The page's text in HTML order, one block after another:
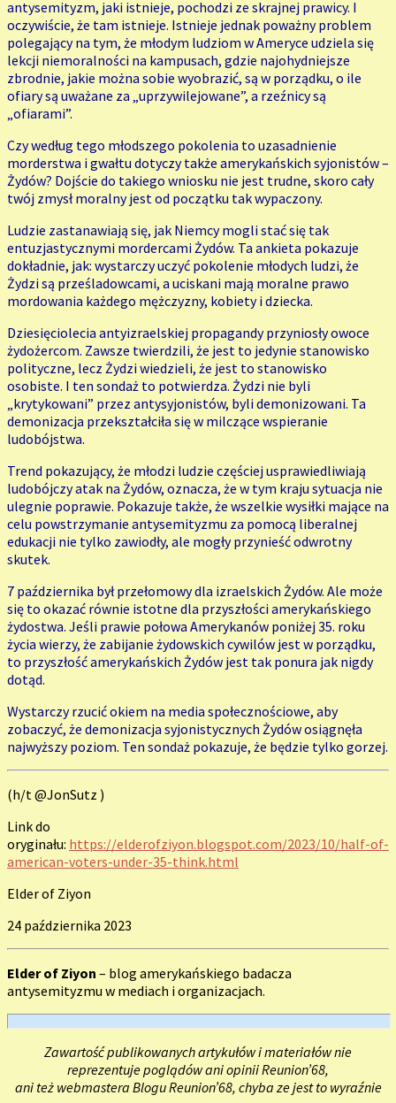
antysemityzm, jaki istnieje, pochodzi ze skrajnej prawicy. I
oczywiście, że tam istnieje. Istnieje jednak poważny problem
polegający na tym, że młodym ludziom w Ameryce udziela się
lekcji niemoralności na kampusach, gdzie najohydniejsze
zbrodnie, jakie można sobie wyobrazić, są w porządku, o ile
ofiary są uważane za „uprzywilejowane”, a rzeźnicy są
„ofiarami”.
Czy według tego młodszego pokolenia to uzasadnienie
morderstwa i gwałtu dotyczy także amerykańskich syjonistów –
Żydów? Dojście do takiego wniosku nie jest trudne, skoro cały
twój zmysł moralny jest od początku tak wypaczony.
Ludzie zastanawiają się, jak Niemcy mogli stać się tak
entuzjastycznymi mordercami Żydów. Ta ankieta pokazuje
dokładnie, jak: wystarczy uczyć pokolenie młodych ludzi, że
Żydzi są prześladowcami, a uciskani mają moralne prawo
mordowania każdego mężczyzny, kobiety i dziecka.
Dziesięciolecia antyizraelskiej propagandy przyniosły owoce
żydożercom. Zawsze twierdzili, że jest to jedynie stanowisko
polityczne, lecz Żydzi wiedzieli, że jest to stanowisko
osobiste. I ten sondaż to potwierdza. Żydzi nie byli
„krytykowani” przez antysyjonistów, byli demonizowani. Ta
demonizacja przekształciła się w milczące wspieranie
ludobójstwa.
Trend pokazujący, że młodzi ludzie częściej usprawiedliwiają
ludobójczy atak na Żydów, oznacza, że w tym kraju sytuacja nie
ulegnie poprawie. Pokazuje także, że wszelkie wysiłki mające na
celu powstrzymanie antysemityzmu za pomocą liberalnej
edukacji nie tylko zawiodły, ale mogły przynieść odwrotny
skutek.
7 października był przełomowy dla izraelskich Żydów. Ale może
się to okazać równie istotne dla przyszłości amerykańskiego
żydostwa. Jeśli prawie połowa Amerykanów poniżej 35. roku
życia wierzy, że zabijanie żydowskich cywilów jest w porządku,
to przyszłość amerykańskich Żydów jest tak ponura jak nigdy
dotąd.
Wystarczy rzucić okiem na media społecznościowe, aby
zobaczyć, że demonizacja syjonistycznych Żydów osiągnęła
najwyższy poziom. Ten sondaż pokazuje, że będzie tylko gorzej.
(h/t @JonSutz )
Link do
oryginału: https://elderofziyon.blogspot.com/2023/10/half-of-
american-voters-under-35-think.html
Elder of Ziyon
24 października 2023
Elder of Ziyon – blog amerykańskiego badacza
antysemityzmu w mediach i organizacjach.
Zawartość publikowanych artykułów i materiałów nie
reprezentuje poglądów ani opinii Reunion’68,
ani też webmastera Blogu Reunion’68, chyba ze jest to wyraźnie